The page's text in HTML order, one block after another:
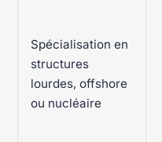
Spécialisation en
structures
lourdes, offshore
ou nucléaire